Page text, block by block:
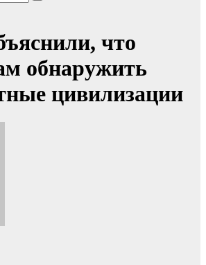
что
обнаружить
цивилизации